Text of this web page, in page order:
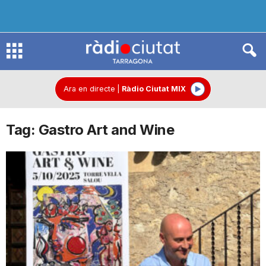
R
d
o
C
Ara en directe Ràdio Ciutat MIX
Tag: Gastro Art and Wine